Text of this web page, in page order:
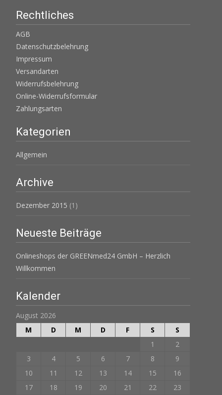
Rechtliches
AGB
Datenschutzbelehrung
Impressum
Versandarten
Widerrufsbelehrung
Online-Widerrufsformular
Zahlungsarten
Kategorien
Allgemein
Archive
Dezember 2015 (1)
Neueste Beiträge
Onlineshops der GREENmed24 GmbH – Herzlich
Willkommen
Kalender
August 2026
M
D M D F S
S
1
2
3
4 5 6 7 8
9
10
11 12 13 14 15
16
17
18 19 20 21 22
23